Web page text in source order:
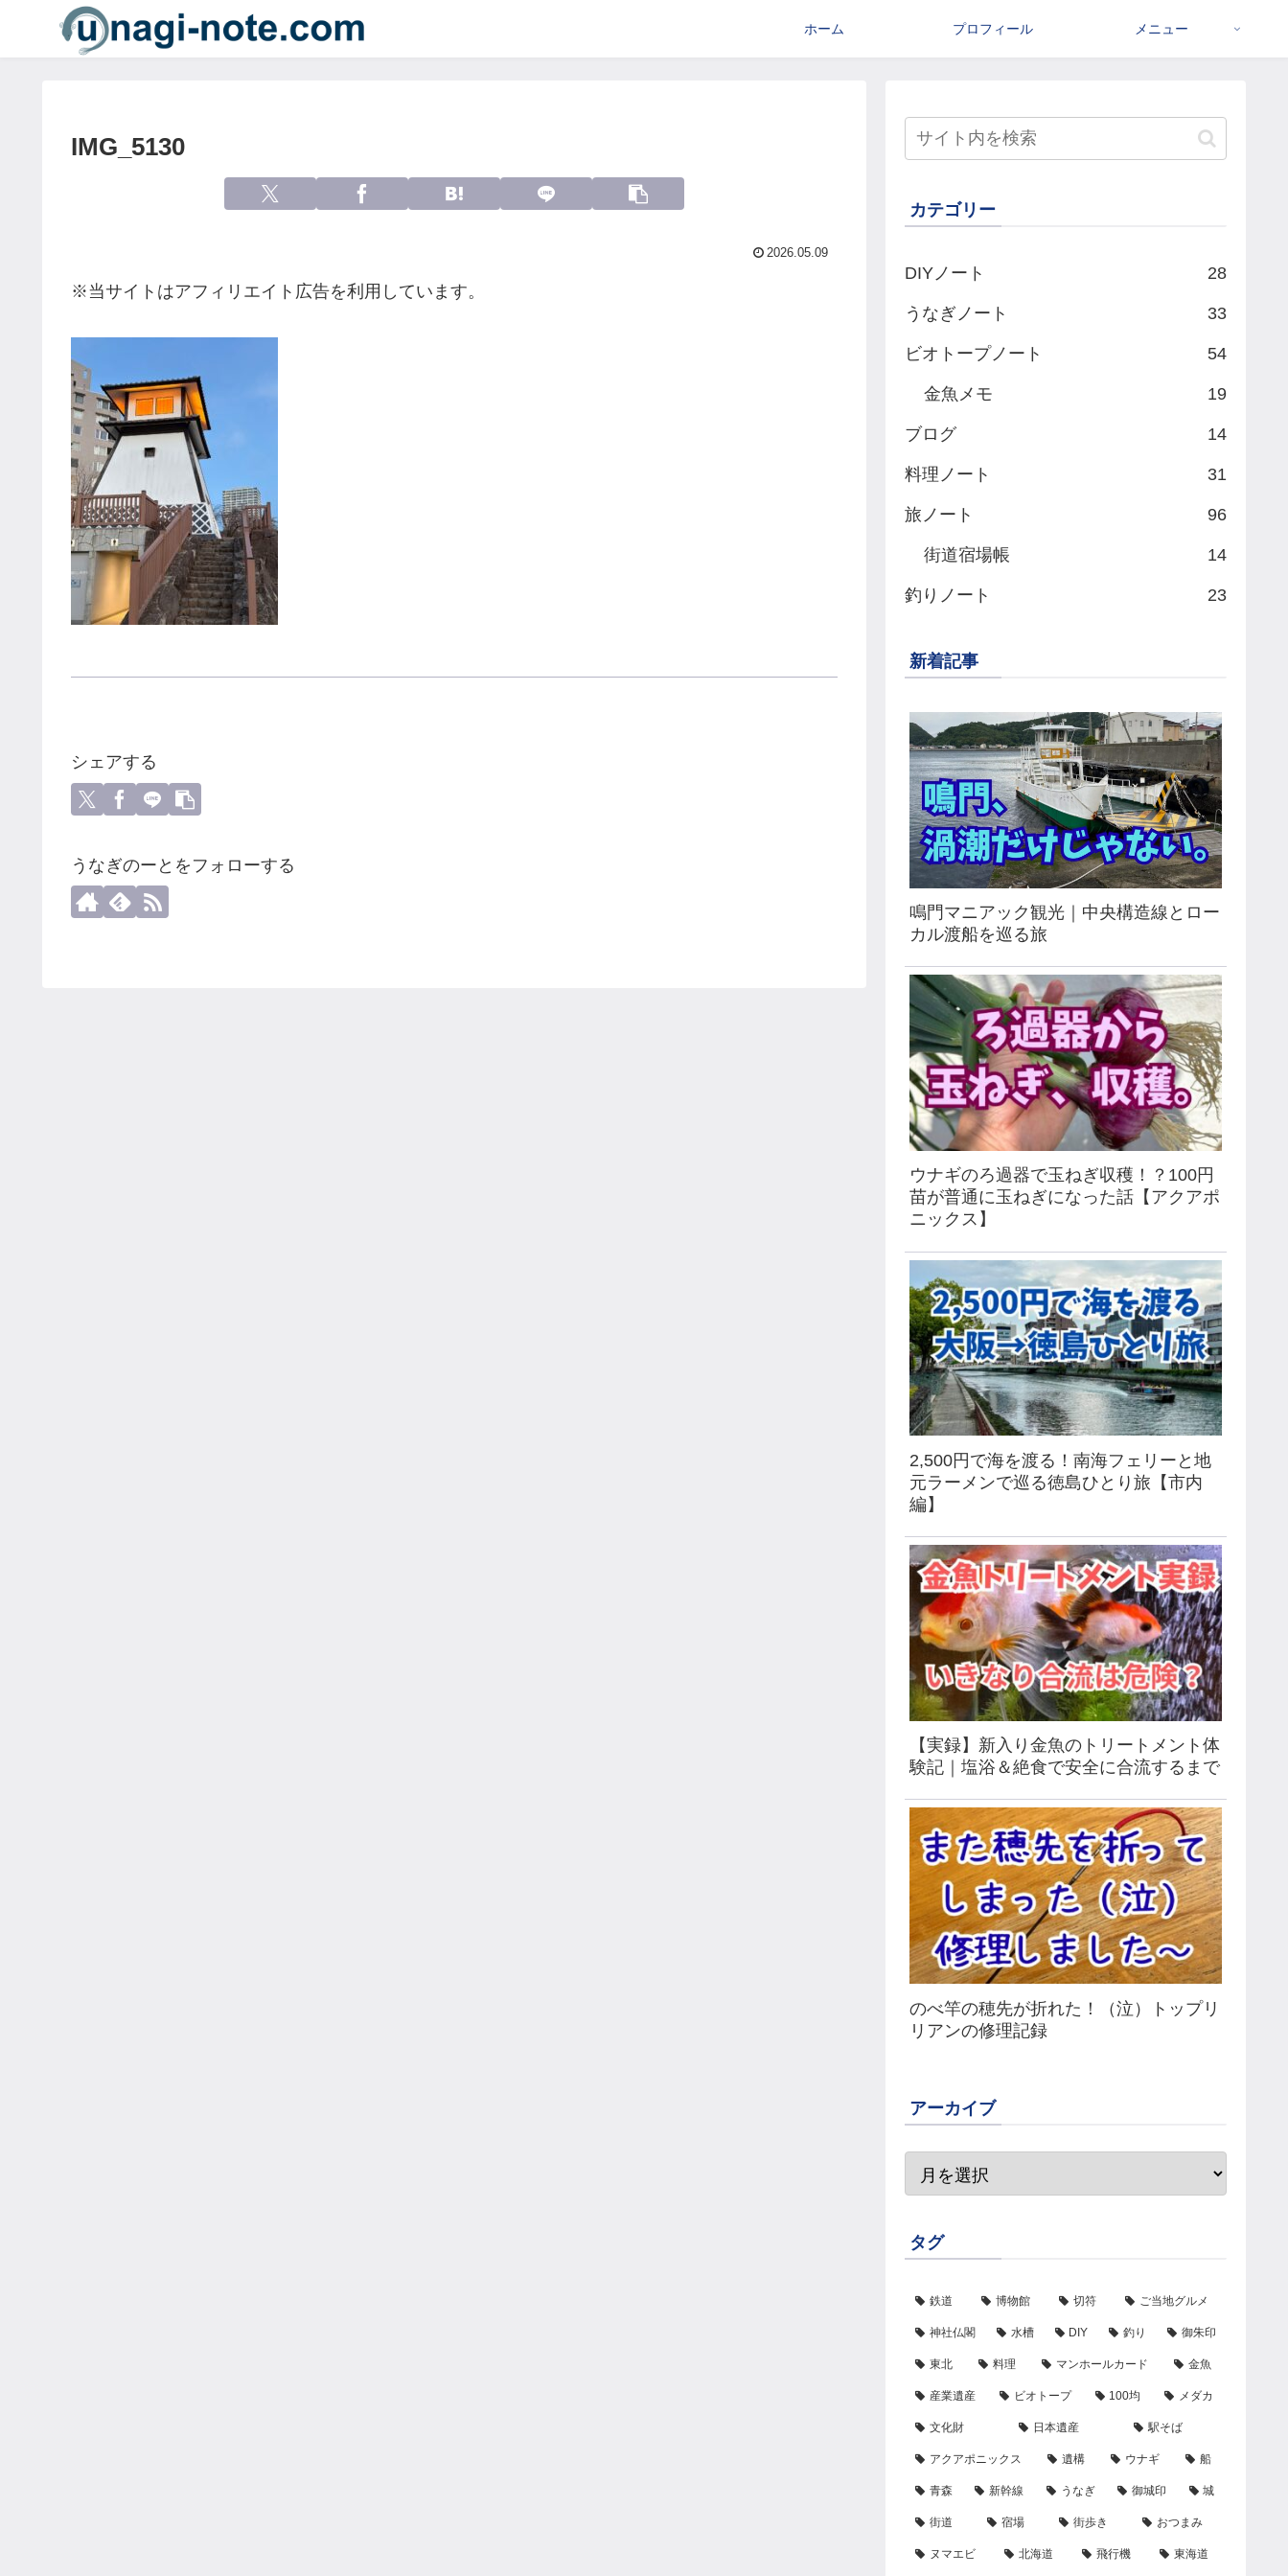
ホーム プロフィール メニュー
IMG_5130
2026.05.09
※当サイトはアフィリエイト広告を利用しています。
シェアする
うなぎのーとをフォローする
カテゴリー
DIYノート 28
うなぎノート 33
ビオトープノート 54
金魚メモ 19
ブログ 14
料理ノート 31
旅ノート 96
街道宿場帳 14
釣りノート 23
新着記事
鳴門マニアック観光｜中央構造線とロー
カル渡船を巡る旅
ウナギのろ過器で玉ねぎ収穫！？100円
苗が普通に玉ねぎになった話【アクアポ
ニックス】
2,500円で海を渡る！南海フェリーと地
元ラーメンで巡る徳島ひとり旅【市内
編】
【実録】新入り金魚のトリートメント体
験記｜塩浴＆絶食で安全に合流するまで
のべ竿の穂先が折れた！（泣）トップリ
リアンの修理記録
アーカイブ
タグ
鉄道 博物館 切符 ご当地グルメ
神社仏閣 水槽 DIY 釣り 御朱印
東北 料理 マンホールカード 金魚
産業遺産 ビオトープ 100均 メダカ
文化財 日本遺産 駅そば
アクアポニックス 遺構 ウナギ 船
青森 新幹線 うなぎ 御城印 城
街道 宿場 街歩き おつまみ
ヌマエビ 北海道 飛行機 東海道